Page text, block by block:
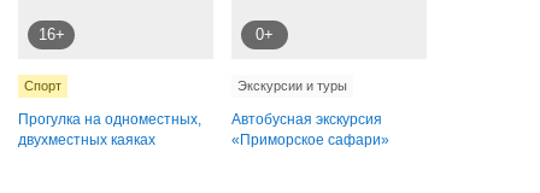
16+
Спорт
Прогулка на одноместных,
двухместных каяках
0+
Экскурсии и туры
Автобусная экскурсия
«Приморское сафари»